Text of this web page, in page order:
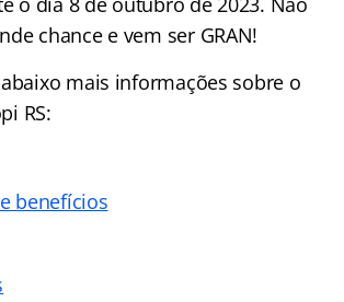
chance e vem ser GRAN!
abaixo mais informações sobre o
RS:
benefícios